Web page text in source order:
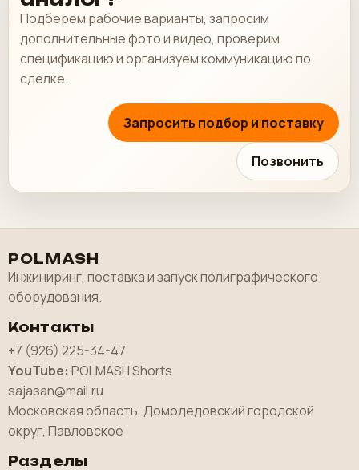
Подберем рабочие варианты, запросим
дополнительные фото и видео, проверим
спецификацию и организуем коммуникацию по
сделке.
Запросить подбор и поставку
Позвонить
POLMASH
Инжиниринг, поставка и запуск полиграфического
оборудования.
Контакты
+7 (926) 225-34-47
YouTube: POLMASH Shorts
sajasan@mail.ru
Московская область, Домодедовский городской
округ, Павловское
Разделы